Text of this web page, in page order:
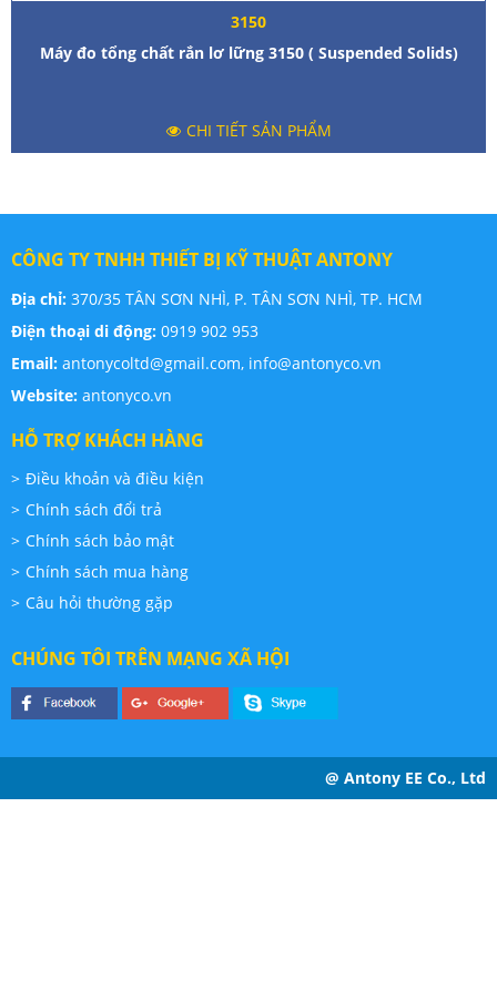
3150
Máy đo tổng chất rắn lơ lững 3150 ( Suspended Solids)
CHI TIẾT SẢN PHẨM
CÔNG TY TNHH THIẾT BỊ KỸ THUẬT ANTONY
Địa chỉ: 370/35 TÂN SƠN NHÌ, P. TÂN SƠN NHÌ, TP. HCM
Điện thoại di động: 0919 902 953
Email: antonycoltd@gmail.com, info@antonyco.vn
Website: antonyco.vn
HỖ TRỢ KHÁCH HÀNG
Điều khoản và điều kiện
Chính sách đổi trả
Chính sách bảo mật
Chính sách mua hàng
Câu hỏi thường gặp
CHÚNG TÔI TRÊN MẠNG XÃ HỘI
@ Antony EE Co., Ltd